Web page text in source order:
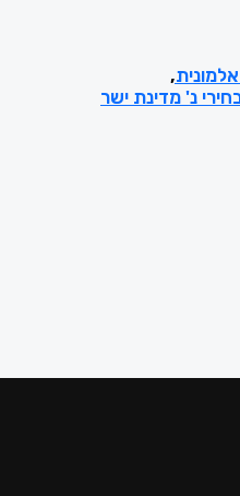
08-22 - זהר אלבחירי נ' מדינת ישר